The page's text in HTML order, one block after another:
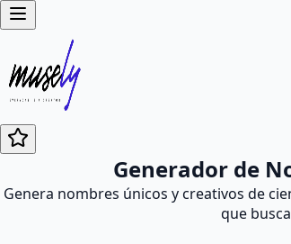
Generador de
Genera nombres únicos y creativos de
que